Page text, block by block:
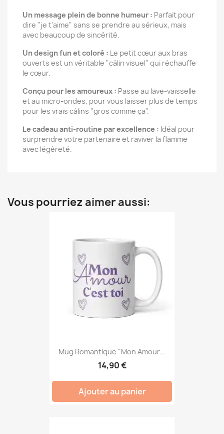
Un message plein de bonne humeur : Parfait pour
dire "je t'aime" sans se prendre au sérieux, mais
avec beaucoup de sincérité.
Un design fun et coloré : Le petit cœur aux bras
ouverts est un véritable "câlin visuel" qui réchauffe
le cœur.
Conçu pour les amoureux : Passe au lave-vaisselle
et au micro-ondes, pour vous laisser plus de temps
pour les vrais câlins "gros comme ça".
Le cadeau anti-routine par excellence : Idéal pour
surprendre votre partenaire et raviver la flamme
avec légèreté.
Vous pourriez aimer aussi:
Mug Romantique "Mon Amour...
14,90 €
Ajouter au panier